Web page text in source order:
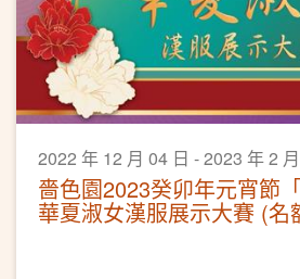
2022 年 12 月 04 日 - 2023 年 2
嗇色園2023癸卯年元宵節
華夏淑女漢服展示大賽 (名